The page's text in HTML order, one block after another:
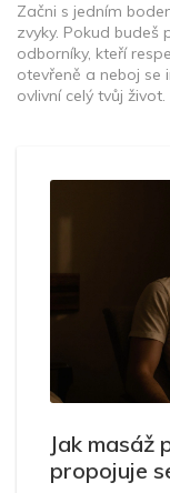
Začni s jedním
zvyky. Pokud
odborníky, kteří
otevřeně a neboj se
ovlivní celý tvůj život.
Jak
propojuje